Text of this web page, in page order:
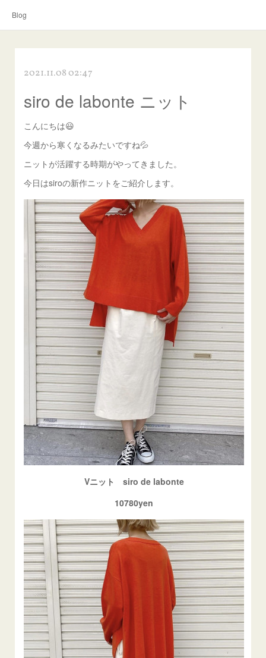
Blog
2021.11.08 02:47
siro de labonte ニット
こんにちは😃
今週から寒くなるみたいですね💦
ニットが活躍する時期がやってきました。
今日はsiroの新作ニットをご紹介します。
Vニット siro de labonte
10780yen